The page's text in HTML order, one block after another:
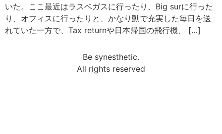
いた。ここ最近はラスベガスに行ったり、Big surに行った
り、オフィスに行ったりと、かなり動で充実した毎日を送
れていた一方で、Tax returnや日本帰国の飛行機、 […]
Be synesthetic.
All rights reserved